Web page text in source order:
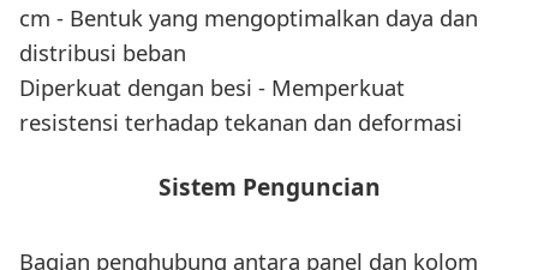
cm - Bentuk yang mengoptimalkan daya dan
distribusi beban
Diperkuat dengan besi - Memperkuat
resistensi terhadap tekanan dan deformasi
Sistem Penguncian
Bagian penghubung antara panel dan kolom